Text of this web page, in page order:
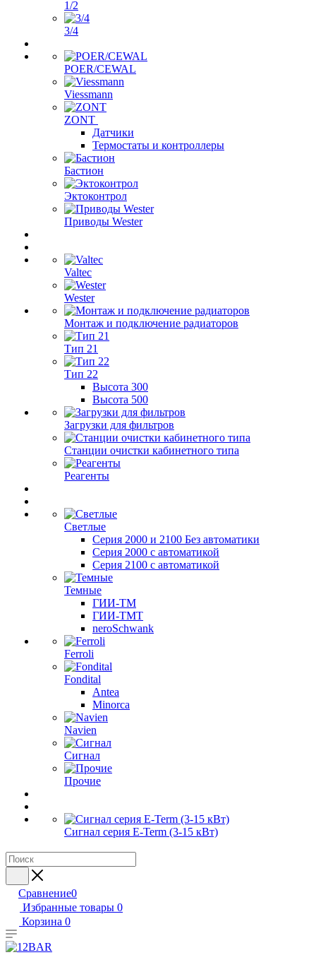
1/2
3/4
POER/CEWAL
Viessmann
ZONT
Датчики
Термостаты и контроллеры
Бастион
Эктоконтрол
Приводы Wester
Valtec
Wester
Монтаж и подключение радиаторов
Тип 21
Тип 22
Высота 300
Высота 500
Загрузки для фильтров
Станции очистки кабинетного типа
Реагенты
Светлые
Серия 2000 и 2100 Без автоматики
Серия 2000 с автоматикой
Серия 2100 с автоматикой
Темные
ГИИ-ТМ
ГИИ-ТМТ
neroSchwank
Ferroli
Fondital
Antea
Minorca
Navien
Сигнал
Прочие
Сигнал серия E-Term (3-15 кВт)
Сравнение0
Избранные товары 0
Корзина 0